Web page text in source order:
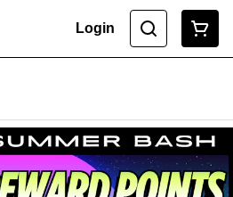
Login